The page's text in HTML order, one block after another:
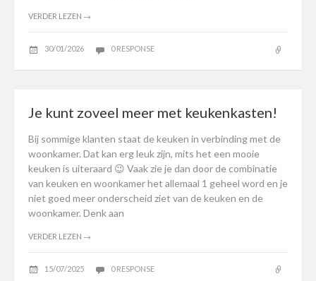
VERDER LEZEN →
30/01/2026 0 RESPONSE
Je kunt zoveel meer met keukenkasten!
Bij sommige klanten staat de keuken in verbinding met de
woonkamer. Dat kan erg leuk zijn, mits het een mooie
keuken is uiteraard 😉 Vaak zie je dan door de combinatie
van keuken en woonkamer het allemaal 1 geheel word en je
niet goed meer onderscheid ziet van de keuken en de
woonkamer. Denk aan
VERDER LEZEN →
15/07/2025 0 RESPONSE